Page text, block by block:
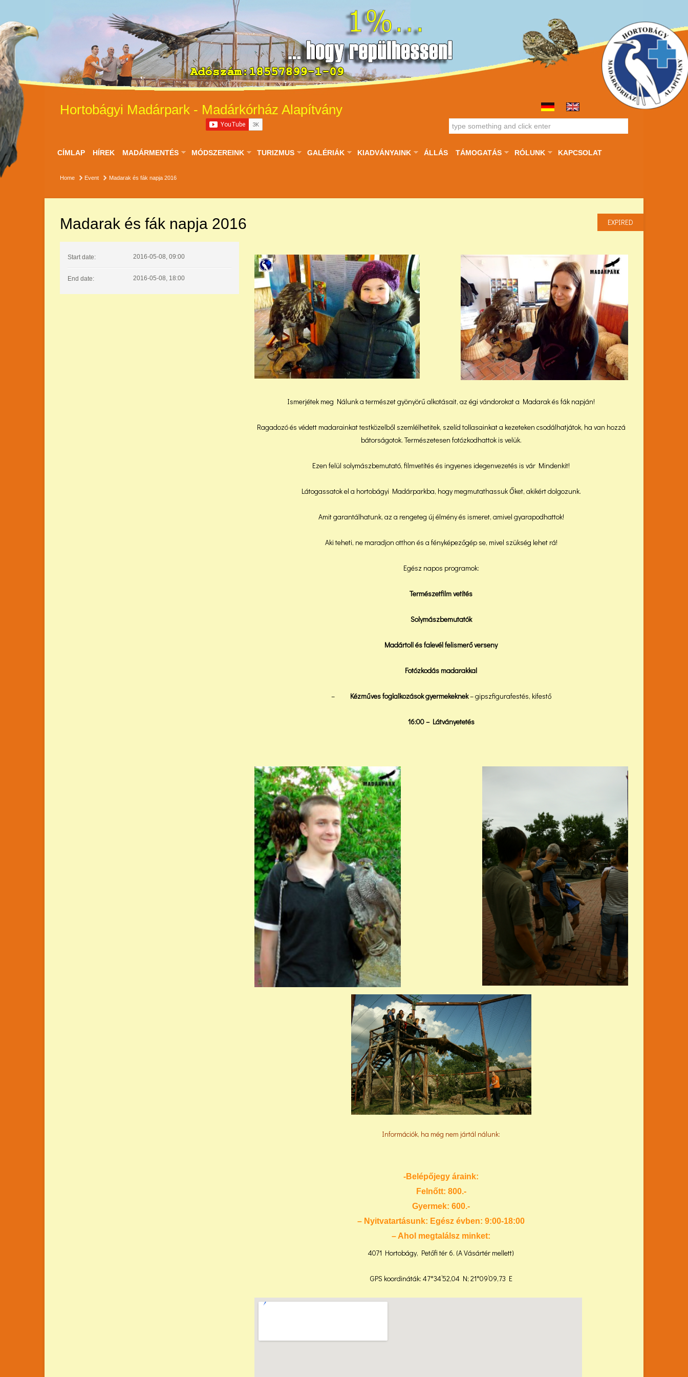
Hortobágyi Madárpark - Madárkórház Alapítvány
CÍMLAP HÍREK MADÁRMENTÉS MÓDSZEREINK TURIZMUS GALÉRIÁK KIADVÁNYAINK ÁLLÁS TÁMOGATÁS RÓLUNK KAPCSOLAT
Home Event Madarak és fák napja 2016
Madarak és fák napja 2016 EXPIRED
Start date: 2016-05-08, 09:00
End date: 2016-05-08, 18:00
Ismerjétek meg Nálunk a természet gyönyörű alkotásait, az égi vándorokat a Madarak és fák napján!
Ragadozó és védett madarainkat testközelből szemlélhetitek, szelíd tollasainkat a kezeteken csodálhatjátok, ha van hozzá
bátorságotok. Természetesen fotózkodhattok is velük.
Ezen felül solymászbemutató, filmvetítés és ingyenes idegenvezetés is vár Mindenkit!
Látogassatok el a hortobágyi Madárparkba, hogy megmutathassuk Őket, akikért dolgozunk.
Amit garantálhatunk, az a rengeteg új élmény és ismeret, amivel gyarapodhattok!
Aki teheti, ne maradjon otthon és a fényképezőgép se, mivel szükség lehet rá!
Egész napos programok:
Természetfilm vetítés
Solymászbemutatók
Madártoll és falevél felismerő verseny
Fotózkodás madarakkal
– Kézműves foglalkozások gyermekeknek– gipszfigurafestés, kifestő
16:00 – Látványetetés
Információk, ha még nem jártál nálunk:
-Belépőjegy áraink:
Felnőtt: 800.-
Gyermek: 600.-
– Nyitvatartásunk: Egész évben: 9:00-18:00
– Ahol megtalálsz minket:
4071 Hortobágy, Petőfi tér 6. (A Vásártér mellett)
GPS koordináták: 47°34’52,04 N; 21°09’09,73 E